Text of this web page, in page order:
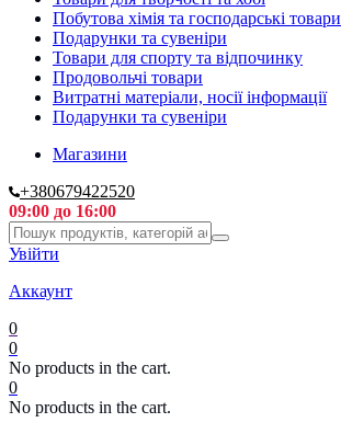
Побутова хімія та господарські товари
Подарунки та сувеніри
Товари для спорту та відпочинку
Продовольчі товари
Витратні матеріали, носії інформації
Подарунки та сувеніри
Магазини
+380679422520
09:00 до 16:00
Увійти
Аккаунт
0
0
No products in the cart.
0
No products in the cart.